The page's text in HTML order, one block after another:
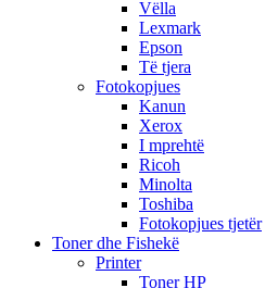
Vëlla
Lexmark
Epson
Të tjera
Fotokopjues
Kanun
Xerox
I mprehtë
Ricoh
Minolta
Toshiba
Fotokopjues tjetër
Toner dhe Fishekë
Printer
Toner HP